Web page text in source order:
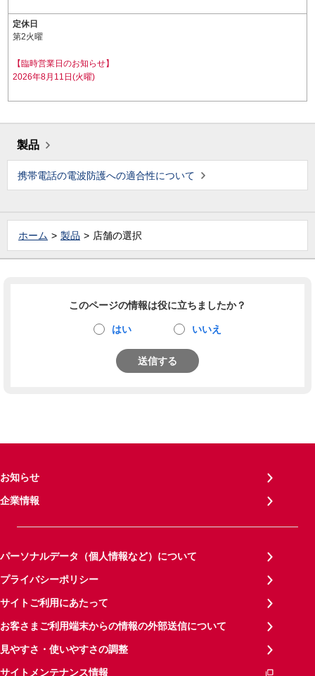
定休日
第2火曜
【臨時営業日のお知らせ】
2026年8月11日(火曜)
製品
携帯電話の電波防護への適合性について
ホーム 製品 店舗の選択
このページの情報は役に立ちましたか？
はい いいえ
送信する
お知らせ
企業情報
パーソナルデータ（個人情報など）について
プライバシーポリシー
サイトご利用にあたって
お客さまご利用端末からの情報の外部送信について
見やすさ・使いやすさの調整
サイトメンテナンス情報